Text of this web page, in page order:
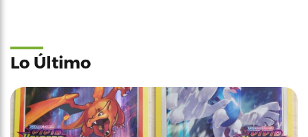
Lo Último